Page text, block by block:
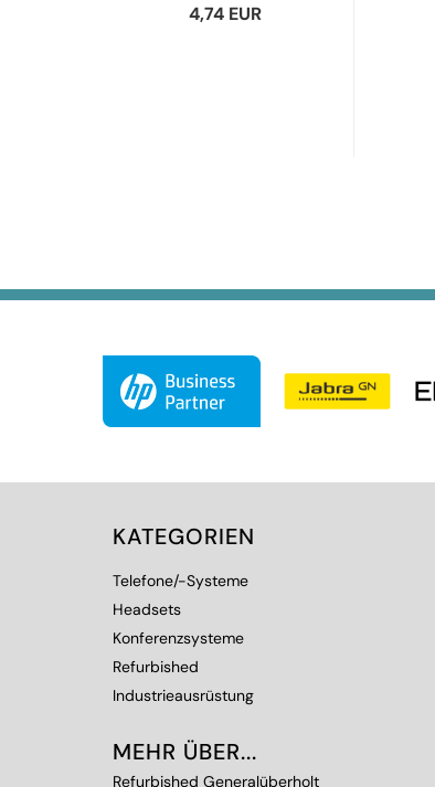
4,74 EUR
KATEGORIEN
Telefone/-Systeme
Headsets
Konferenzsysteme
Refurbished
Industrieausrüstung
MEHR ÜBER...
Refurbished Generalüberholt